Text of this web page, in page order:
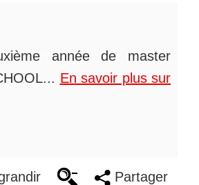
année de master
En savoir plus sur
Partager